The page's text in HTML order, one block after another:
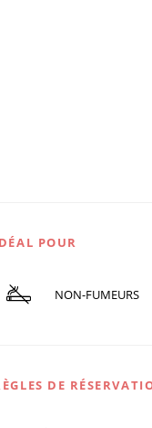
POUR
NON-FUMEURS
DE